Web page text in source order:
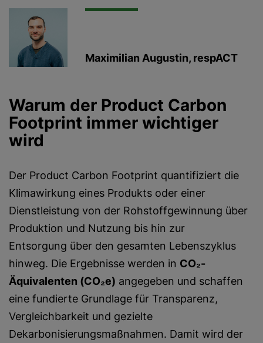
Maximilian Augustin, respACT
Warum der Product Carbon
Footprint immer wichtiger
wird
Der Product Carbon Footprint quantifiziert die
Klimawirkung eines Produkts oder einer
Dienstleistung von der Rohstoffgewinnung über
Produktion und Nutzung bis hin zur
Entsorgung über den gesamten Lebenszyklus
hinweg. Die Ergebnisse werden in CO₂-
Äquivalenten (CO₂e) angegeben und schaffen
eine fundierte Grundlage für Transparenz,
Vergleichbarkeit und gezielte
Dekarbonisierungsmaßnahmen. Damit wird der